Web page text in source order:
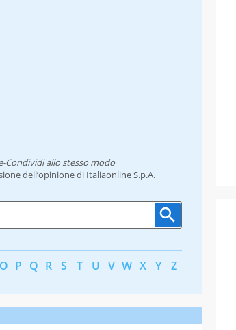
Condividi allo stesso modo
dell’opinione di Italiaonline S.p.A.
O P Q R S T U V W X Y Z